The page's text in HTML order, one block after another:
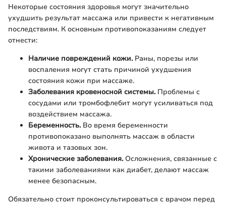
Некоторые состояния здоровья могут значительно
ухудшить результат массажа или привести к негативным
последствиям. К основным противопоказаниям следует
отнести:
Наличие повреждений кожи.Раны, порезы или
воспаления могут стать причиной ухудшения
состояния кожи при массаже.
Заболевания кровеносной системы.Проблемы с
сосудами или тромбофлебит могут усиливаться под
воздействием массажа.
Беременность.Во время беременности
противопоказано выполнять массаж в области
живота и тазовых зон.
Хронические заболевания.Осложнения, связанные с
такими заболеваниями как диабет, делают массаж
менее безопасным.
Обязательно стоит проконсультироваться с врачом перед